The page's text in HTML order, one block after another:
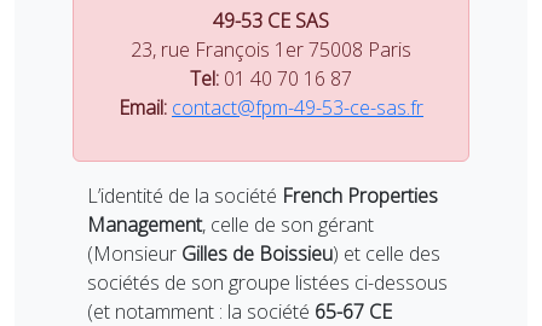
49-53 CE SAS
23, rue François 1er 75008 Paris
Tel: 01 40 70 16 87
Email: contact@fpm-49-53-ce-sas.fr
L’identité de la société French Properties
Management, celle de son gérant
(Monsieur Gilles de Boissieu) et celle des
sociétés de son groupe listées ci-dessous
(et notamment : la société 65-67 CE